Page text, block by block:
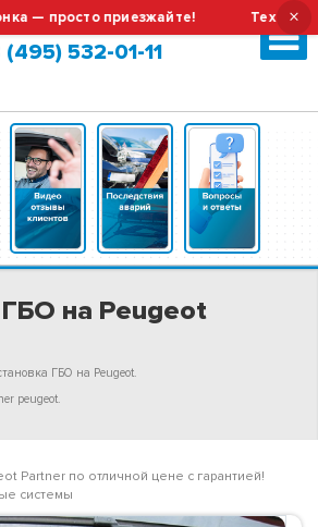
просто приезжайте! ×
(сменить город?)
(495) 532-01-11
ГБО на Peugeot
ГБО на Peugeot.
peugeot.
Partner по отличной цене с гарантией!
системы